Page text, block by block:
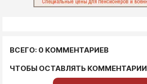
ВСЕГО: 0 КОММЕНТАРИЕВ
ЧТОБЫ ОСТАВЛЯТЬ КОММЕНТАРИИ